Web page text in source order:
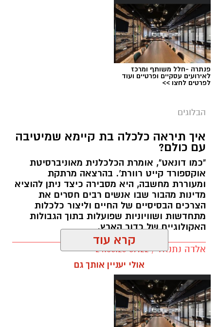
הלב שלנו אולי נשבר לפעמים, אבל אנחנו לא
חייבים להישבר יחד איתו.
מערכת האתר / 09:04 23.07.26
תגים:טד
פנתרה -חלל משותף ומרכז
לאירועים עסקיים ופרטיים ועוד
לפרטים לחצו >>
הבלוגים
איך תיראה כלכלה בת קיימא שמיטיבה
עם כולם?
"כמו דונאט", אומרת הכלכלנית מאוניברסיטת
אוקספורד קייט רוורת'. בהרצאה מרתקת
ומעוררת מחשבה, היא מסבירה כיצד ניתן להוציא
מדינות מהבור שבו אנשים רבים חסרים את
הצרכים הבסיסיים של החיים וליצור כלכלות
מתחדשות ושוויוניות שפועלות בתוך הגבולות
האקולוגיים של כדור הארץ.
אלדה נתנאל / 09:22 24.05.26
קרא עוד
אולי יעניין אותך גם